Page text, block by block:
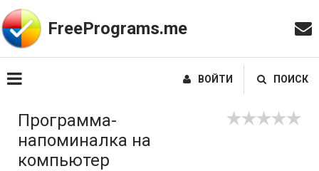
FreePrograms.me
ВОЙТИ ПОИСК
Программа-
напоминалка на
компьютер